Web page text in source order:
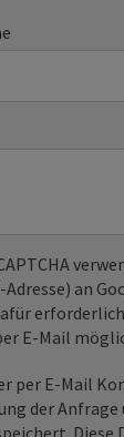
Adresse) an
E-Mail
per E-Mail
der Anfrage